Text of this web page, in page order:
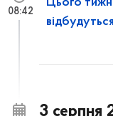
Цього
08:42
3 серпня